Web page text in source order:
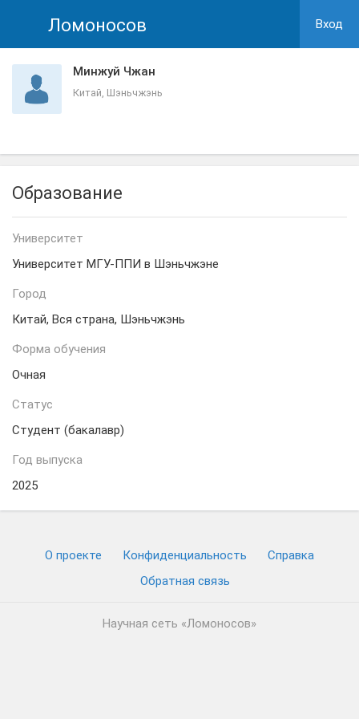
Ломоносов Вход
Минжуй Чжан
Китай, Шэньчжэнь
Образование
Университет
Университет МГУ-ППИ в Шэньчжэне
Город
Китай, Вся страна, Шэньчжэнь
Форма обучения
Очная
Статус
Студент (бакалавр)
Год выпуска
2025
О проекте Конфиденциальность
Cправка
Обратная связь
Научная сеть «Ломоносов»